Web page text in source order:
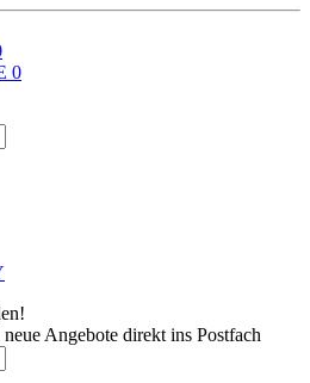
0
Angebote direkt ins Postfach